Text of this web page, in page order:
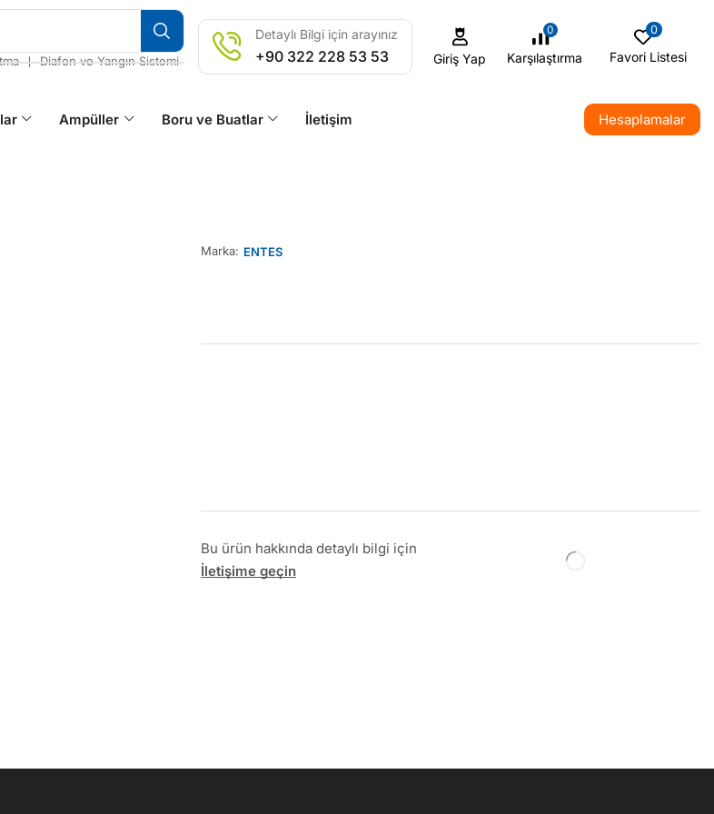
❘ Diafon ve Yangın Sistemi
Detaylı Bilgi için arayınız
+90 322 228 53 53 Giriş Yap
0
Karşılaştırma
0
Favori Listesi
Ampüller Boru ve Buatlar İletişim Hesaplamalar
Marka: ENTES
Bu ürün hakkında detaylı bilgi için
İletişime geçin